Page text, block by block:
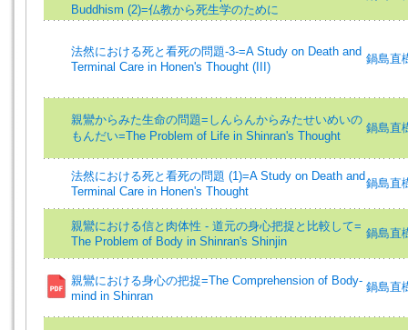
Buddhism (2)=仏教から死生学のために
法然における死と看死の問題-3-=A Study on Death and
Terminal Care in Honen's Thought (III)
鍋島直
親鸞からみた生命の問題=しんらんからみたせいめいの
もんだい=The Problem of Life in Shinran's Thought
鍋島直
法然における死と看死の問題 (1)=A Study on Death and
Terminal Care in Honen's Thought
鍋島直
親鸞における信と肉体性 - 道元の身心把捉と比較して=
The Problem of Body in Shinran's Shinjin
鍋島直
親鸞における身心の把捉=The Comprehension of Body-
mind in Shinran
鍋島直